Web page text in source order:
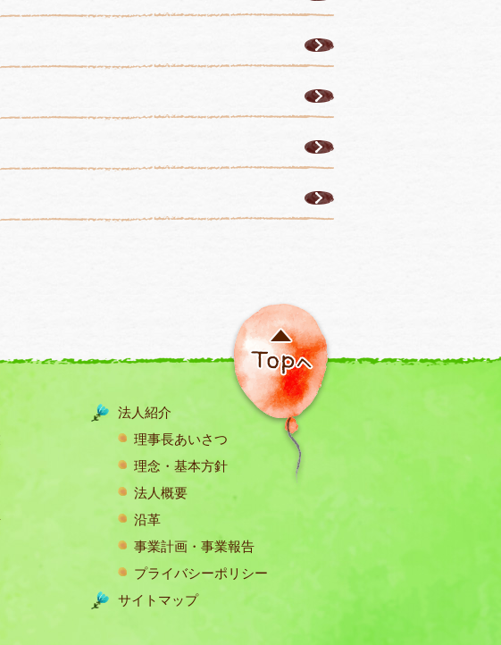
法人紹介
理事長あいさつ
理念・基本方針
法人概要
沿革
事業計画・事業報告
プライバシーポリシー
サイトマップ